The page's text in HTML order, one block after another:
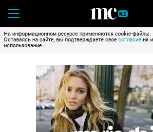
На информационном ресурсе применяются cookie-файлы.
Оставаясь на сайте, вы подтверждаете свое согласие на
использование.